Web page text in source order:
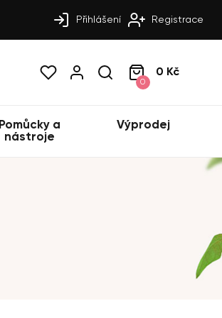
Přihlášení Registrace
0
0 Kč
Pomůcky a
nástroje
Výprodej